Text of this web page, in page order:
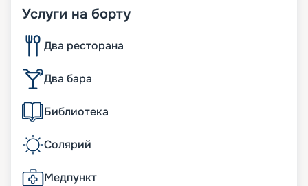
Услуги на борту
Два ресторана
Два бара
Библиотека
Солярий
Медпункт